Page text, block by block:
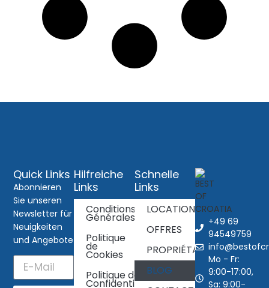
+49 69
94549759
Mo - Fr:
9:00-17:00,
Sa: 9:00-
Schnelle
Links
LOCATIONS
OFFRES
PROPRIÉTAIRES
BLOG
Hilfreiche
Links
Conditions
Générales
Politique
de
Cookies
Politique de
Confidentialité
Quick Links
Abonnieren
Sie unseren
Newsletter für
Neuigkeiten
und Angebote